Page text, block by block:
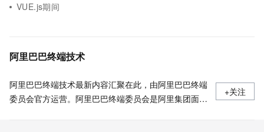
VUE.js期间
阿里巴巴终端技术
阿里巴巴终端技术最新内容汇聚在此，由阿里巴巴终端
委员会官方运营。阿里巴巴终端委员会是阿里集团面向
+关注